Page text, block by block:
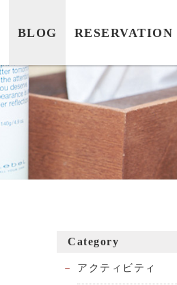
BLOG RESERVATION
Category
アクティビティ